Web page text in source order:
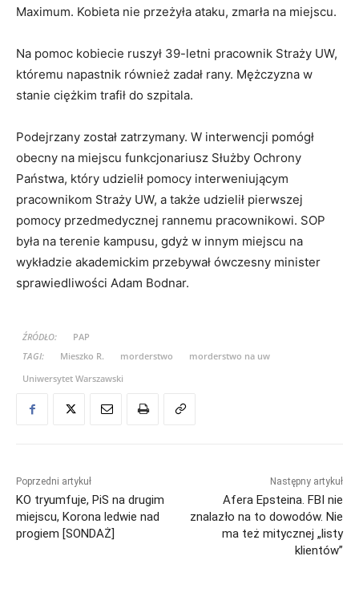
Maximum. Kobieta nie przeżyła ataku, zmarła na miejscu.
Na pomoc kobiecie ruszył 39-letni pracownik Straży UW,
któremu napastnik również zadał rany. Mężczyzna w
stanie ciężkim trafił do szpitala.
Podejrzany został zatrzymany. W interwencji pomógł
obecny na miejscu funkcjonariusz Służby Ochrony
Państwa, który udzielił pomocy interweniującym
pracownikom Straży UW, a także udzielił pierwszej
pomocy przedmedycznej rannemu pracownikowi. SOP
była na terenie kampusu, gdyż w innym miejscu na
wykładzie akademickim przebywał ówczesny minister
sprawiedliwości Adam Bodnar.
ŹRÓDŁO:
PAP
TAGI:
Mieszko R. morderstwo
morderstwo na uw
Uniwersytet Warszawski
Poprzedni artykuł
KO tryumfuje, PiS na drugim
miejscu, Korona ledwie nad
progiem [SONDAŻ]
Następny artykuł
Afera Epsteina. FBI nie
znalazło na to dowodów. Nie
ma też mitycznej „listy
klientów”